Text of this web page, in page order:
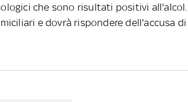
che sono risultati positivi all'alcol.
e dovrà rispondere dell'accusa di